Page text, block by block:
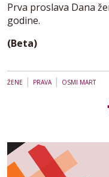
Prva proslava Dana
godine.
(Beta)
ŽENE | PRAVA| OSMI MART